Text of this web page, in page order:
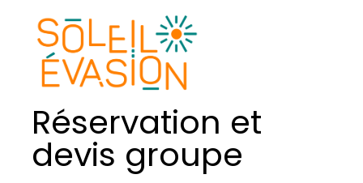
Réservation et
devis groupe